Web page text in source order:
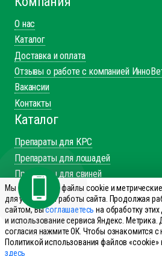
О нас
Каталог
Доставка и оплата
Отзывы о работе с компанией
Вакансии
Контакты
Каталог
Препараты для КРС
Препараты для лошадей
Препараты для свиней
Препараты для МРС
Препараты для птиц
Препараты для сельхоз
Справочник производителей
Мы используем файлы cookie и
для улучшения работы сайта. Продолжая
сайтом, Высоглашаетесь на обработку
и использование сервиса Яндекс. Метрика.
согласия нажмите ОК. Чтобы ознакомится с
Политикой использования файлов «cookie»
здесь